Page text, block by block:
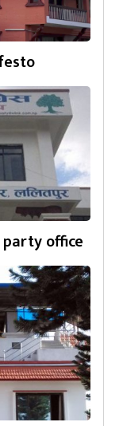
party office